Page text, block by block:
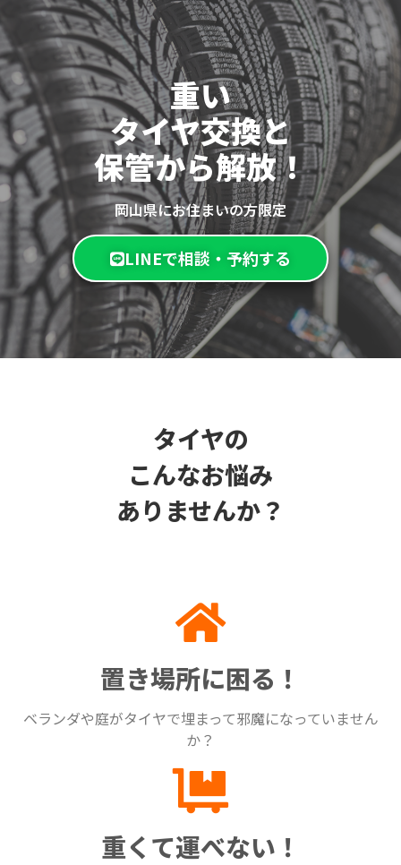
重い
タイヤ交換と
保管から解放！
岡山県にお住まいの方限定
LINEで相談・予約する
タイヤの
こんなお悩み
ありませんか？
置き場所に困る！
ベランダや庭がタイヤで埋まって邪魔になっていません
か？
重くて運べない！